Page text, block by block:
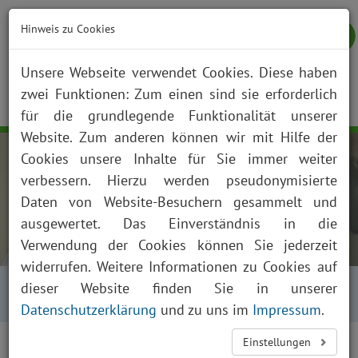
NOTFALL KONTAKT ANFAHRT JOBS SUCHE
Startseite Über uns
Aktuelles
Presse und News
Aktuelles Detailansicht
Hinweis zu Cookies
Unsere Webseite verwendet Cookies. Diese haben
zwei Funktionen: Zum einen sind sie erforderlich
für die grundlegende Funktionalität unserer
Website. Zum anderen können wir mit Hilfe der
Cookies unsere Inhalte für Sie immer weiter
verbessern. Hierzu werden pseudonymisierte
Daten von Website-Besuchern gesammelt und
ausgewertet. Das Einverständnis in die
Verwendung der Cookies können Sie jederzeit
widerrufen. Weitere Informationen zu Cookies auf
dieser Website finden Sie in unserer
Datenschutzerklärung und zu uns im Impressum.
Einstellungen